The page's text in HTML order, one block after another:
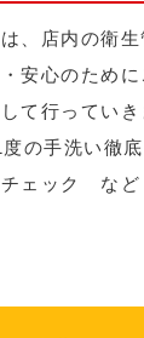
、店内の衛
安心のため
て行っていき
の手洗い徹底
チェック など